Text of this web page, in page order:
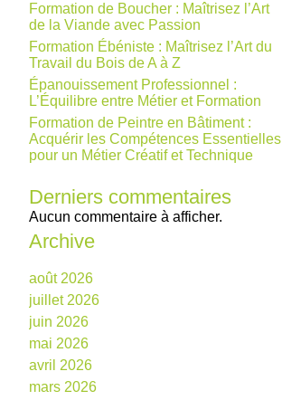
Formation de Boucher : Maîtrisez l’Art
de la Viande avec Passion
Formation Ébéniste : Maîtrisez l’Art du
Travail du Bois de A à Z
Épanouissement Professionnel :
L’Équilibre entre Métier et Formation
Formation de Peintre en Bâtiment :
Acquérir les Compétences Essentielles
pour un Métier Créatif et Technique
Derniers commentaires
Aucun commentaire à afficher.
Archive
août 2026
juillet 2026
juin 2026
mai 2026
avril 2026
mars 2026